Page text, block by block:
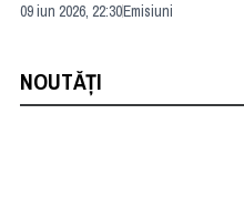
09 iun 2026, 22:30Emisiuni
NOUTĂȚI